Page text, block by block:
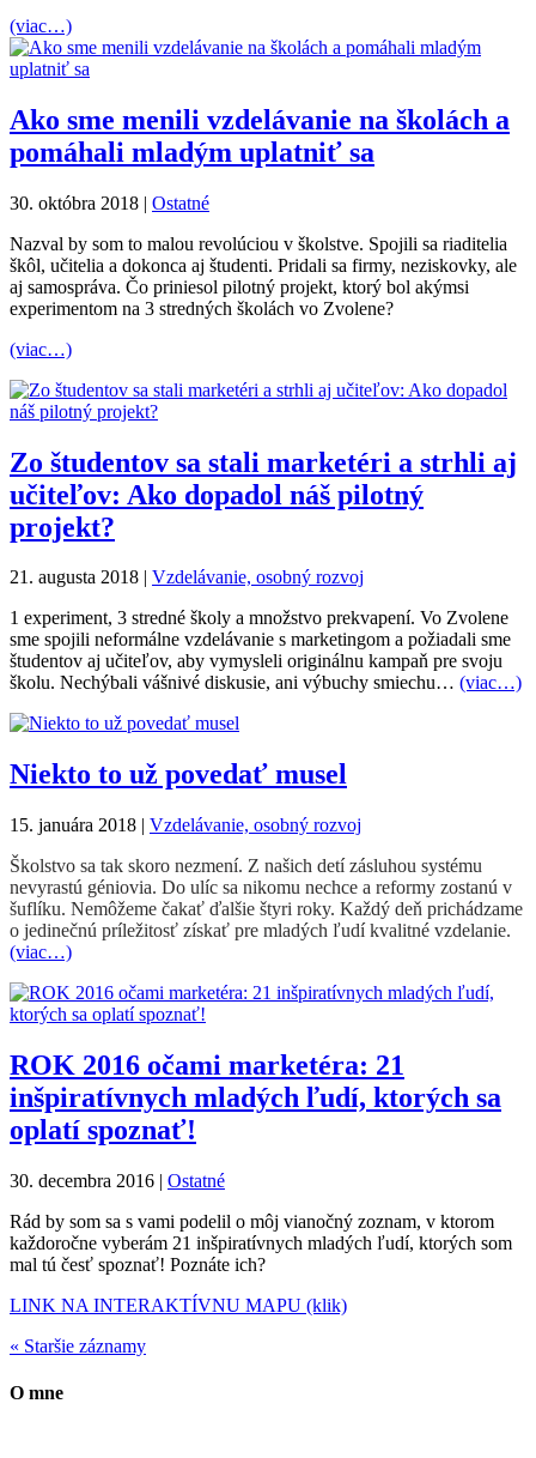
(viac…)
Ako sme menili vzdelávanie na školách a
pomáhali mladým uplatniť sa
30. októbra 2018 | Ostatné
Nazval by som to malou revolúciou v školstve. Spojili sa riaditelia
škôl, učitelia a dokonca aj študenti. Pridali sa firmy, neziskovky, ale
aj samospráva. Čo priniesol pilotný projekt, ktorý bol akýmsi
experimentom na 3 stredných školách vo Zvolene?
(viac…)
Zo študentov sa stali marketéri a strhli aj
učiteľov: Ako dopadol náš pilotný
projekt?
21. augusta 2018 | Vzdelávanie, osobný rozvoj
1 experiment, 3 stredné školy a množstvo prekvapení. Vo Zvolene
sme spojili neformálne vzdelávanie s marketingom a požiadali sme
študentov aj učiteľov, aby vymysleli originálnu kampaň pre svoju
školu. Nechýbali vášnivé diskusie, ani výbuchy smiechu… (viac…)
Niekto to už povedať musel
15. januára 2018 | Vzdelávanie, osobný rozvoj
Školstvo sa tak skoro nezmení. Z našich detí zásluhou systému
nevyrastú géniovia. Do ulíc sa nikomu nechce a reformy zostanú v
šuflíku. Nemôžeme čakať ďalšie štyri roky. Každý deň prichádzame
o jedinečnú príležitosť získať pre mladých ľudí kvalitné vzdelanie.
(viac…)
ROK 2016 očami marketéra: 21
inšpiratívnych mladých ľudí, ktorých sa
oplatí spoznať!
30. decembra 2016 | Ostatné
Rád by som sa s vami podelil o môj vianočný zoznam, v ktorom
každoročne vyberám 21 inšpiratívnych mladých ľudí, ktorých som
mal tú česť spoznať! Poznáte ich?
LINK NA INTERAKTÍVNU MAPU (klik)
« Staršie záznamy
O mne